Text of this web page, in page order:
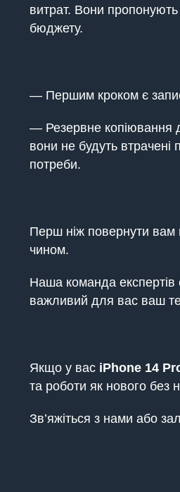
витрат. Вони пропонують
бюджету.
— Першим кроком є
— Резервне копіювання
вони не будуть
потреби.
Перш ніж повернути вам
чином.
Наша команда експертів
важливий для вас ваш
Якщо у вас iPhone 14
та роботи як нового без
Зв’яжіться з нами або